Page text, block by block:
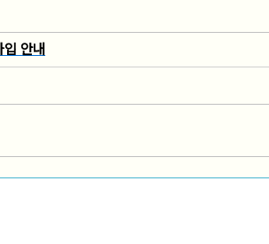
안내